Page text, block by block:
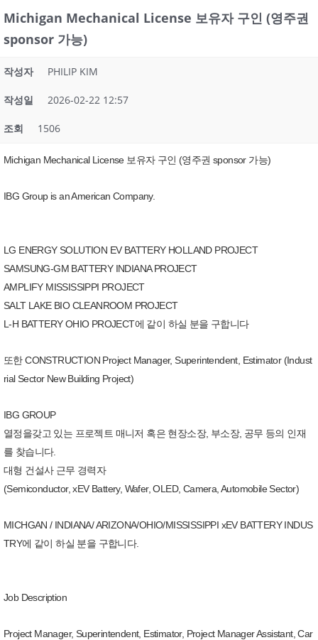
Michigan Mechanical License 보유자 구인 (영주권
sponsor 가능)
작성자 PHILIP KIM
작성일 2026-02-22 12:57
조회 1506
Michigan Mechanical License 보유자 구인 (영주권 sponsor 가능)
IBG Group is an American Company.
LG ENERGY SOLUTION EV BATTERY HOLLAND PROJECT
SAMSUNG-GM BATTERY INDIANA PROJECT
AMPLIFY MISSISSIPPI PROJECT
SALT LAKE BIO CLEANROOM PROJECT
L-H BATTERY OHIO PROJECT에 같이 하실 분을 구합니다
또한 CONSTRUCTION Project Manager, Superintendent, Estimator (Indust
rial Sector New Building Project)
IBG GROUP
열정을갖고 있는 프로젝트 매니저 혹은 현장소장, 부소장, 공무 등의 인재
를 찾습니다.
대형 건설사 근무 경력자
(Semiconductor, xEV Battery, Wafer, OLED, Camera, Automobile Sector)
MICHGAN / INDIANA/ ARIZONA/OHIO/MISSISSIPPI xEV BATTERY INDUS
TRY에 같이 하실 분을 구합니다.
Job Description
Project Manager, Superintendent, Estimator, Project Manager Assistant, Car